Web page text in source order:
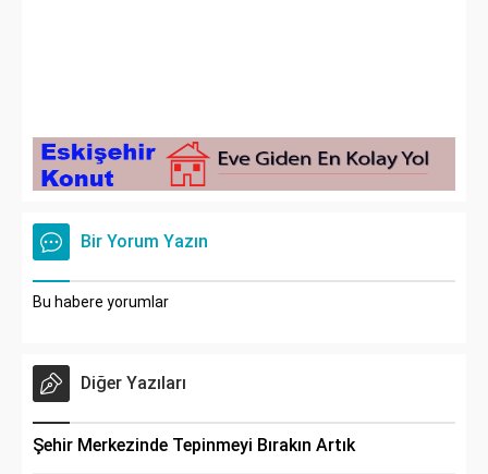
Bir Yorum Yazın
Bu habere yorumlar
Diğer Yazıları
Şehir Merkezinde Tepinmeyi Bırakın Artık